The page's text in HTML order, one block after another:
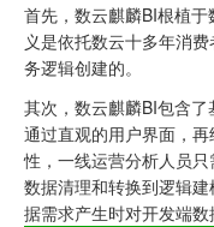
首先，数云麒麟BI根植
义是依托数云十多年消
务逻辑创建的。
其次，数云麒麟BI包含了
通过直观的用户界面，
性，一线运营分析人员
数据清理和转换到逻辑
据需求产生时对开发端数